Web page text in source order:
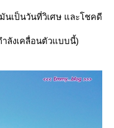
เป็นวันที่วิเศษ และโชคดี
ำลังเคลื่อนตัวแบบนี้)